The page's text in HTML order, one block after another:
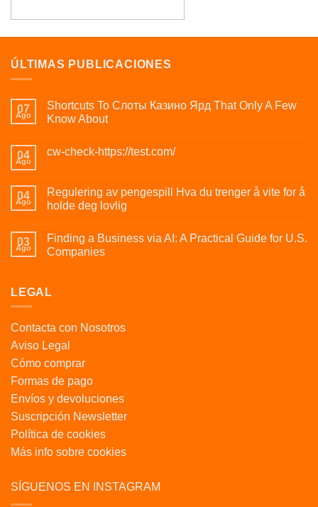
ÚLTIMAS PUBLICACIONES
07
Ago
Shortcuts To Слоты Казино Ярд That Only A Few
Know About
04
Ago
cw-check-https://test.com/
04
Ago
Regulering av pengespill Hva du trenger å vite for å
holde deg lovlig
03
Ago
Finding a Business via AI: A Practical Guide for U.S.
Companies
LEGAL
Contacta con Nosotros
Aviso Legal
Cómo comprar
Formas de pago
Envíos y devoluciones
Suscripción Newsletter
Política de cookies
Más info sobre cookies
SÍGUENOS EN INSTAGRAM